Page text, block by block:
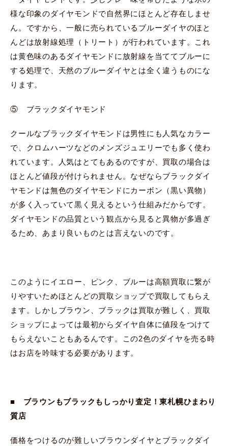
様な印象のダイヤモンドで自然界にほとんど存在しませ
ん。ですから、一般に売られているブルーダイヤのほと
んどは放射線処理（トリート）が行われています。これ
は黄色味のあるダイヤモンドに放射線を当ててブルーに
する処理で、天然のブルーダイヤとは全く違うものにな
ります。
⑤ ブラックダイヤモンド
クールなブラックダイヤモンドは男性にも人気なカラー
で、クロムハーツなどのメンズジュエリーでも多く使わ
れています。人気はとてもあるのですが、買取の場合は
ほとんど値段が付けられません。なぜならブラックダイ
ヤモンドは無色のダイヤモンドにカーボン（黒い異物）
が多く入っていて黒く見えるという仕組みだからです。
ダイヤモンドの品質という観点から見ると異物が多過ぎ
るため、あまり良いものとは言えないのです。
このようにイエロー、ピンク、ブルーは高額買取に繋が
りやすいためほとんどの買取ショップで買取してもらえ
ます。しかしブラウン、ブラックは買取が難しく、買取
ショップによっては最初からダイヤ自体に値段をつけて
もらえないこともあるんです。この2色のダイヤを売る時
はお店を吟味する必要があります。
■ ブラウンもブラックもしっかり査定！東札幌ひまわり
質店
価格をつけるのが難しいブラウンダイヤとブラックダイ